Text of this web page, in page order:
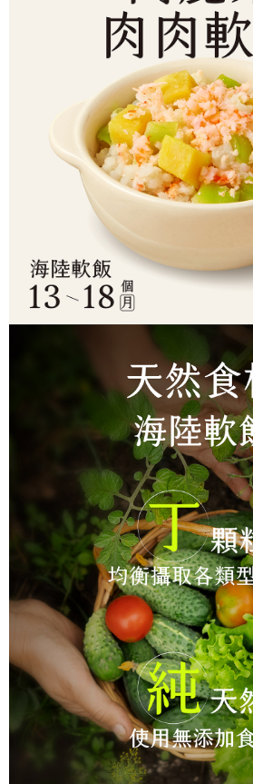
2.基於同意付款使用「大哥付你分期」之契約關
資料（包含姓名、電話或地址）提供予台灣大
由本公司與您本人進行分期帳單所需資料之確認
3.完整用戶服務條款，請詳閱以下連結：https://
※ 交易是否成功請以「AFTEE先享後付 」之結
是否繳費成功／繳費後需取消欲退款等相關疑
https://
１．透過由恩沛科技股份有限公司提供之「
易，需依本服務之必要範圍內提供個人資料，
權轉讓予恩沛科技股份有限公司。
２．關於個人資料處理事宜，請瀏覽以下網址：
https://aftee.tw/terms/#terms3
３．未成年的使用者請事先徵得法定代理人或監
「AFTEE先享後付」，若未經同意申辦者引起
４．使用「AFTEE先享後付」時，將依據個別
時審查核予不同之上限額度；若仍有額度不足
請求用戶進行身份認證。
５．嚴禁一人註冊多個帳號或使用他人資訊註
恩沛科技股份有限公司將有權停止該用戶之使用